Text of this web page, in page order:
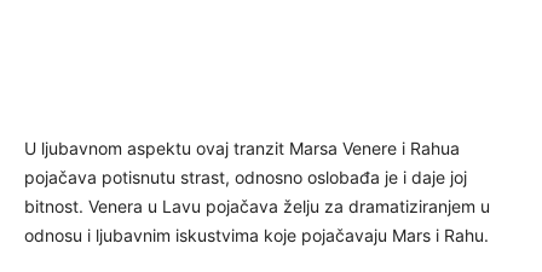
U ljubavnom aspektu ovaj tranzit Marsa Venere i Rahua
pojačava potisnutu strast, odnosno oslobađa je i daje joj
bitnost. Venera u Lavu pojačava želju za dramatiziranjem u
odnosu i ljubavnim iskustvima koje pojačavaju Mars i Rahu.